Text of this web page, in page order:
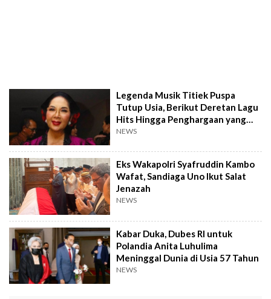
Legenda Musik Titiek Puspa
Tutup Usia, Berikut Deretan Lagu
Hits Hingga Penghargaan yang
Diraihnya
NEWS
Eks Wakapolri Syafruddin Kambo
Wafat, Sandiaga Uno Ikut Salat
Jenazah
NEWS
Kabar Duka, Dubes RI untuk
Polandia Anita Luhulima
Meninggal Dunia di Usia 57 Tahun
NEWS